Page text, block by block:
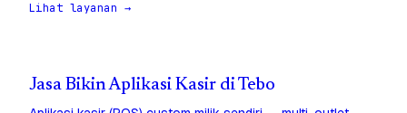
Lihat layanan →
Jasa Bikin Aplikasi Kasir di Tebo